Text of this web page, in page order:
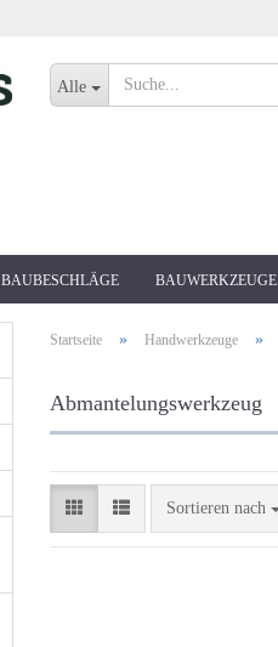
Alle
BAUBESCHLÄGE BAUWERKZEUGE
Startseite » Handwerkzeuge »
Abmantelungswerkzeug
Sortieren nach
Sortieren nach